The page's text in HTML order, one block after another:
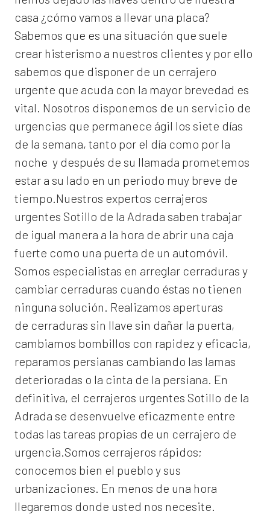
casa ¿cómo vamos a llevar una placa?
Sabemos que es una situación que suele
crear histerismo a nuestros clientes y por ello
sabemos que disponer de un cerrajero
urgente que acuda con la mayor brevedad es
vital. Nosotros disponemos de un servicio de
urgencias que permanece ágil los siete días
de la semana, tanto por el día como por la
noche y después de su llamada prometemos
estar a su lado en un periodo muy breve de
tiempo.Nuestros expertos cerrajeros
urgentes Sotillo de la Adrada saben trabajar
de igual manera a la hora de abrir una caja
fuerte como una puerta de un automóvil.
Somos especialistas en arreglar cerraduras y
cambiar cerraduras cuando éstas no tienen
ninguna solución. Realizamos aperturas
de cerraduras sin llave sin dañar la puerta,
cambiamos bombillos con rapidez y eficacia,
reparamos persianas cambiando las lamas
deterioradas o la cinta de la persiana. En
definitiva, el cerrajeros urgentes Sotillo de la
Adrada se desenvuelve eficazmente entre
todas las tareas propias de un cerrajero de
urgencia.Somos cerrajeros rápidos;
conocemos bien el pueblo y sus
urbanizaciones. En menos de una hora
llegaremos donde usted nos necesite.